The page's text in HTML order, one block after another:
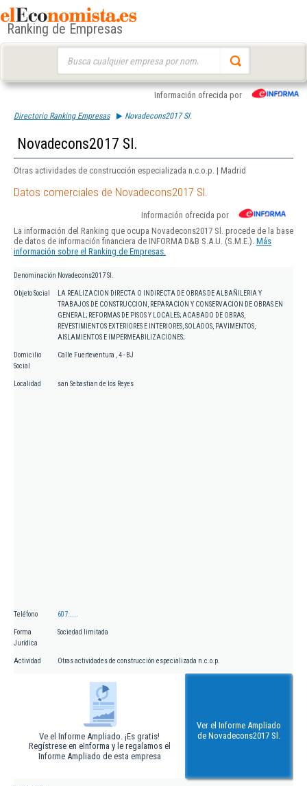
Ranking de Empresas
Información ofrecida por
Directorio Ranking Empresas Novadecons2017 Sl.
Novadecons2017 Sl.
Otras actividades de construcción especializada n.c.o.p. | Madrid
Datos comerciales de Novadecons2017 Sl.
Información ofrecida por
La información del Ranking que ocupa Novadecons2017 Sl. procede de la base
de datos de información financiera de INFORMA D&B S.A.U. (S.M.E.). Más
información sobre el Ranking de Empresas.
Denominación Novadecons2017 Sl.
Objeto Social
LA REALIZACION DIRECTA O INDIRECTA DE OBRAS DE ALBAÑILERIA Y
TRABAJOS DE CONSTRUCCION, REPARACION Y CONSERVACION DE OBRAS EN
GENERAL; REFORMAS DE PISOS Y LOCALES; ACABADO DE OBRAS,
REVESTIMIENTOS EXTERIORES E INTERIORES, SOLADOS, PAVIMENTOS,
AISLAMIENTOS E IMPERMEABILIZACIONES;
Domicilio
Social
Calle Fuerteventura , 4 - BJ
Localidad san Sebastian de los Reyes
Teléfono 607.....
Forma
Jurídica
Sociedad limitada
Actividad Otras actividades de construcción especializada n.c.o.p.
Ve el Informe Ampliado. ¡Es gratis!
Regístrese en eInforma y le regalamos el
Informe Ampliado de esta empresa
Ver el Informe Ampliado
de Novadecons2017 Sl.